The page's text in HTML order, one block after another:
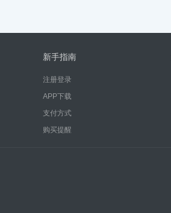
新手指南
注册登录
APP下载
支付方式
购买提醒